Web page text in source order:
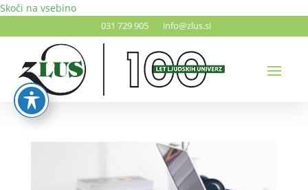
Skoči na vsebino
031 729 905 info@zlus.si